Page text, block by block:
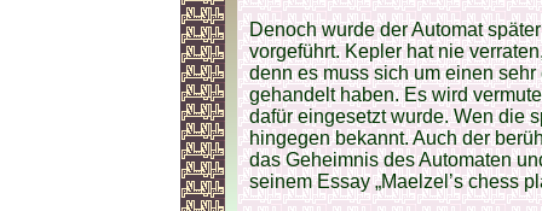
Denoch wurde der Automat
vorgeführt. Kepler hat nie
denn es muss sich um einen
gehandelt haben. Es wird
dafür eingesetzt wurde. Wen die
hingegen bekannt. Auch der
das Geheimnis des Automaten
seinem Essay „Maelzel’s chess